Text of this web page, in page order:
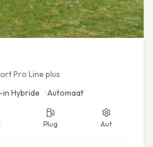
Pro Line plus
in Hybride •Automaat
Plug Aut